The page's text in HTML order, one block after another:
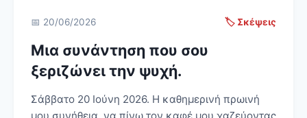
📅 20/06/2026 🏷️ Σκέψεις
Μια συνάντηση που σου
ξεριζώνει την ψυχή.
Σάββατο 20 Ιούνη 2026. Η καθημερινή πρωινή